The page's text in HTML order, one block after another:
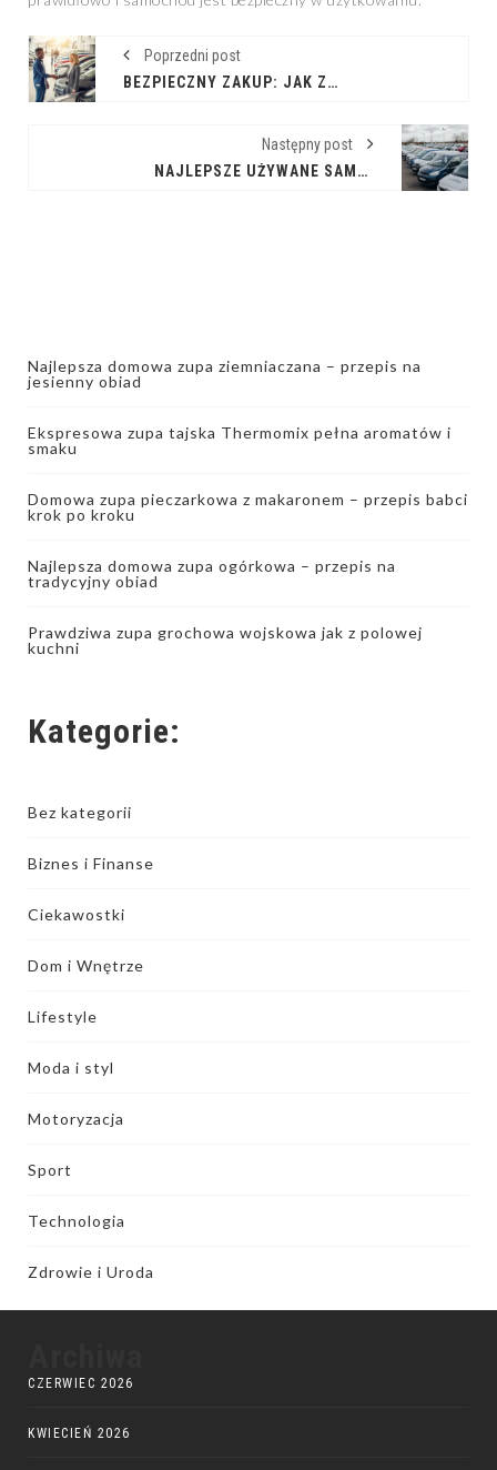
Poprzedni post
BEZPIECZNY ZAKUP: JAK ZNALEŹĆ DOBRY SAMOCHÓD UŻYWANY W KOMISACH
Następny post
NAJLEPSZE UŻYWANE SAMOCHODY DOSTAWCZE Z KOMISÓW: PRZEGLĄD I REKOMENDACJE
Najlepsza domowa zupa ziemniaczana – przepis na
jesienny obiad
Ekspresowa zupa tajska Thermomix pełna aromatów i
smaku
Domowa zupa pieczarkowa z makaronem – przepis babci
krok po kroku
Najlepsza domowa zupa ogórkowa – przepis na
tradycyjny obiad
Prawdziwa zupa grochowa wojskowa jak z polowej
kuchni
Kategorie:
Bez kategorii
Biznes i Finanse
Ciekawostki
Dom i Wnętrze
Lifestyle
Moda i styl
Motoryzacja
Sport
Technologia
Zdrowie i Uroda
CZERWIEC 2026
KWIECIEŃ 2026